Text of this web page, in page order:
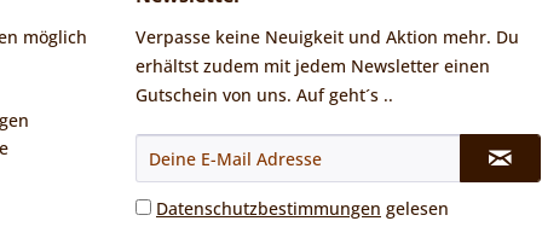
möglich
Verpasse keine Neuigkeit und Aktion mehr. Du
erhältst zudem mit jedem Newsletter einen
Gutschein von uns. Auf geht´s ..
Datenschutzbestimmungen gelesen